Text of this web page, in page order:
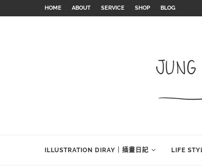
HOME ABOUT SERVICE SHOP BLOG
ILLUSTRATION DIRAY｜插畫日記 LIFE